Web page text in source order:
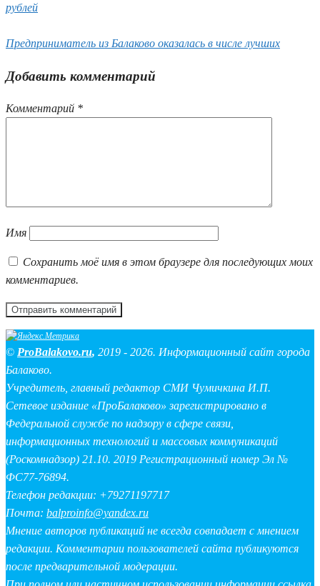
рублей
Предприниматель из Балаково оказалась в числе лучших
Добавить комментарий
Комментарий *
Имя
Сохранить моё имя в этом браузере для последующих моих
комментариев.
© ProBalakovo.ru, 2019 - 2026. Информационный сайт города
Балаково.
Учредитель, главный редактор СМИ Чумичкина И.П.
Сетевое издание «ПроБалаково» зарегистрировано в
Федеральной службе по надзору в сфере связи,
информационных технологий и массовых коммуникаций
(Роскомнадзор) 21.10. 2019 Регистрационный номер Эл №
ФС77-76894.
Телефон редакции: +79271197717
Почта: balproinfo@yandex.ru
Мнение авторов публикаций не всегда совпадает с мнением
редакции. Комментарии пользователей сайта публикуются
после предварительной модерации.